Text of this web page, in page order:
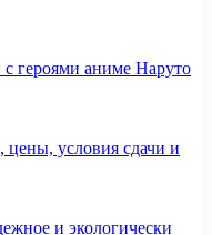
с героями аниме Наруто
условия сдачи и
и экологически